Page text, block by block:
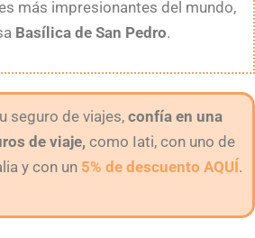
más impresionantes del mundo,
Basílica de San Pedro.
seguro de viajes, confía en una
de viaje, como Iati, con uno de
y con un 5% de descuento AQUÍ.